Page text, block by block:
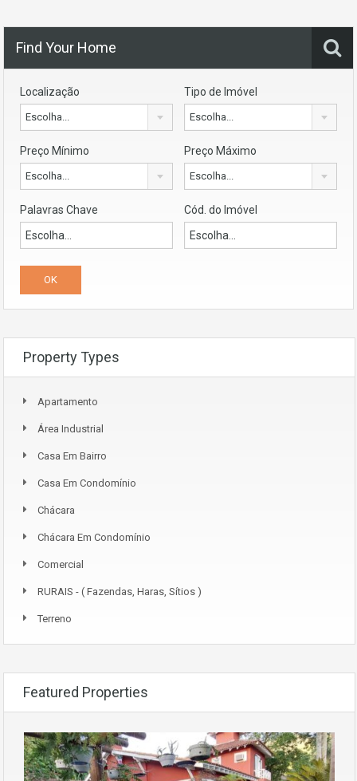
Find Your Home
Localização
Escolha...
Tipo de Imóvel
Escolha...
Preço Mínimo
Escolha...
Preço Máximo
Escolha...
Palavras Chave Cód. do Imóvel
Property Types
Apartamento
Área Industrial
Casa Em Bairro
Casa Em Condomínio
Chácara
Chácara Em Condomínio
Comercial
RURAIS - ( Fazendas, Haras, Sítios )
Terreno
Featured Properties